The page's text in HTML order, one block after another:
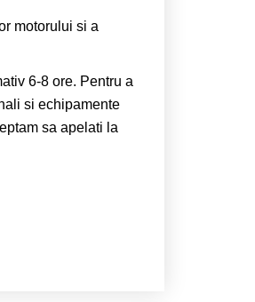
motorului si a
6-8 ore. Pentru a
si echipamente
sa apelati la